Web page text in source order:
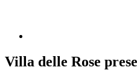
Villa delle Rose